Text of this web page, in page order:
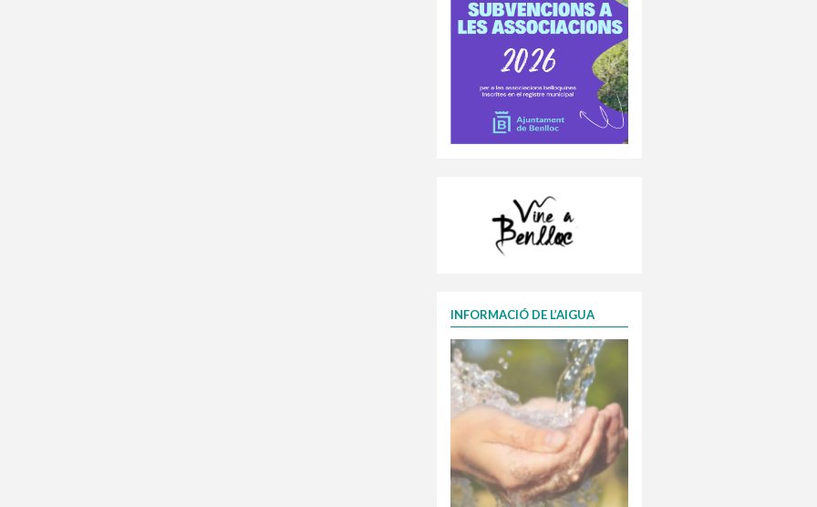
INFORMACIÓ DE L’AIGUA